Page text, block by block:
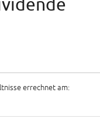
errechnet am: